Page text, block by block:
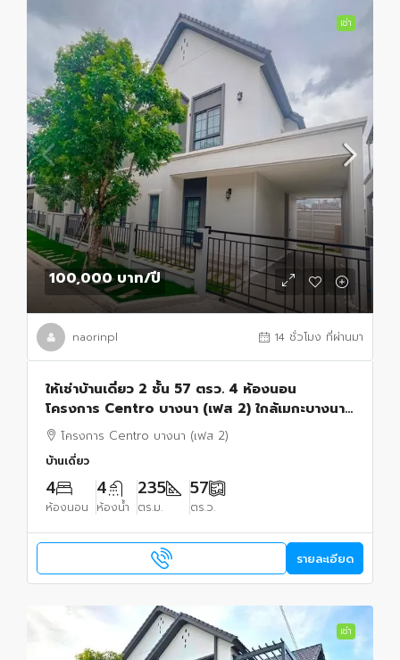
เช่า
100,000 บาท/ปี
naorinpl 14 ชั่วโมง ที่ผ่านมา
ให้เช่าบ้านเดี่ยว 2 ชั้น 57 ตรว. 4 ห้องนอน
โครงการ Centro บางนา (เฟส 2) ใกล้เมกะบางนา
เฟอร์พร้อมเข้าอยู่
โครงการ Centro บางนา (เฟส 2)
บ้านเดี่ยว
4
ห้องนอน
4
ห้องน้ำ
235
ตร.ม.
57
ตร.ว.
รายละเอียด
เช่า